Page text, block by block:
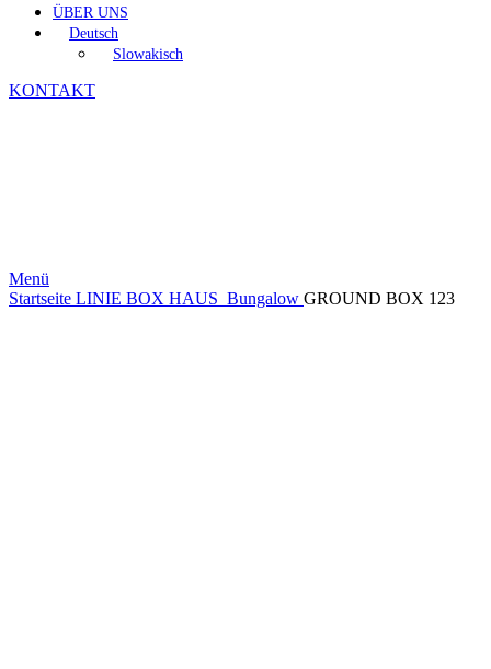
ÜBER UNS
Deutsch
Slowakisch
KONTAKT
Menü
Startseite LINIE BOX HAUS Bungalow GROUND BOX 123